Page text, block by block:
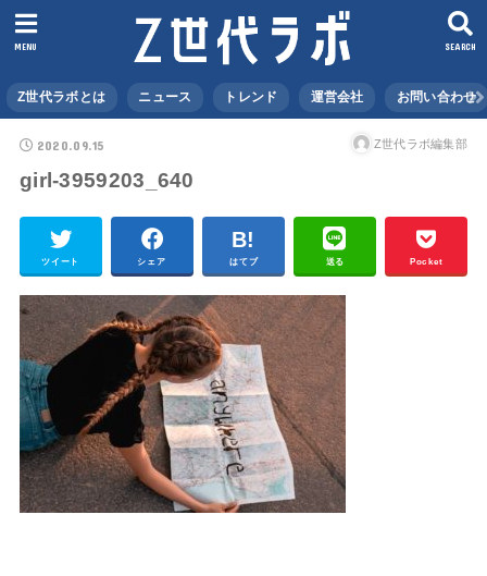
SEARCH
MENU
Z世代ラボとは ニュース トレンド 運営会社 お問い合わせ
2020.09.15 Z世代ラボ編集部
girl-3959203_640
ツイート シェア はてブ 送る Pocket